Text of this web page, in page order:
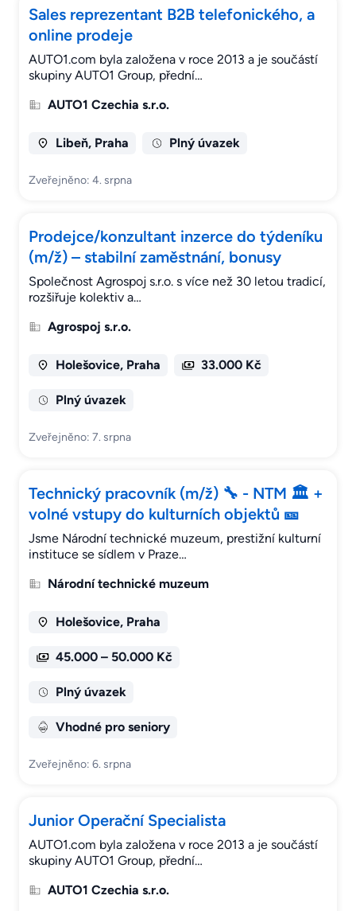
Sales reprezentant B2B telefonického, a
online prodeje
AUTO1.com byla založena v roce 2013 a je součástí
skupiny AUTO1 Group, přední…
AUTO1 Czechia s.r.o.
Libeň, Praha Plný úvazek
Zveřejněno: 4. srpna
Prodejce/konzultant inzerce do týdeníku
(m/ž) – stabilní zaměstnání, bonusy
Společnost Agrospoj s.r.o. s více než 30 letou tradicí,
rozšiřuje kolektiv a…
Agrospoj s.r.o.
Holešovice, Praha 33.000 Kč
Plný úvazek
Zveřejněno: 7. srpna
Technický pracovník (m/ž) 🔧 - NTM 🏛 +
volné vstupy do kulturních objektů 🎫
Jsme Národní technické muzeum, prestižní kulturní
instituce se sídlem v Praze…
Národní technické muzeum
Holešovice, Praha
45.000 – 50.000 Kč
Plný úvazek
Vhodné pro seniory
Zveřejněno: 6. srpna
Junior Operační Specialista
AUTO1.com byla založena v roce 2013 a je součástí
skupiny AUTO1 Group, přední…
AUTO1 Czechia s.r.o.